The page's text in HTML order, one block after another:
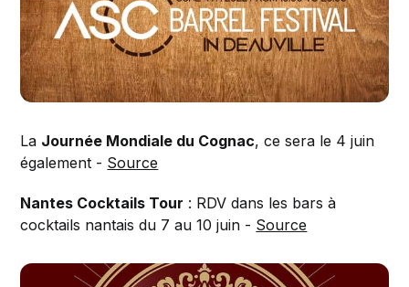
La Journée Mondiale du Cognac, ce sera le 4 juin
également - Source
Nantes Cocktails Tour : RDV dans les bars à
cocktails nantais du 7 au 10 juin - Source